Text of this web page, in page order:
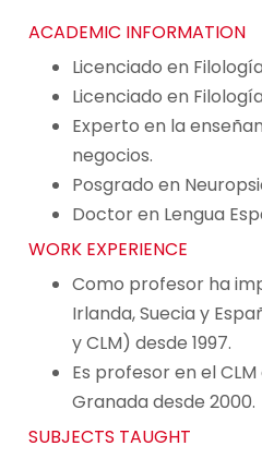
ACADEMIC INFORMATION
Licenciado en
Licenciado en
Experto en la
negocios.
Posgrado en
Doctor en Lengua
WORK EXPERIENCE
Como profesor ha
Irlanda, Suecia y
y CLM) desde 1997.
Es profesor en el
Granada desde 2000.
SUBJECTS TAUGHT